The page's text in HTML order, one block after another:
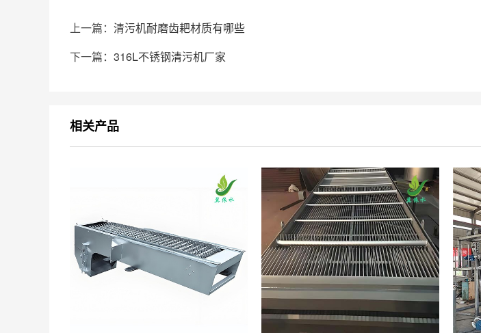
上一篇： 清污机耐磨齿耙材质有哪些
下一篇： 316L不锈钢清污机厂家
相关产品